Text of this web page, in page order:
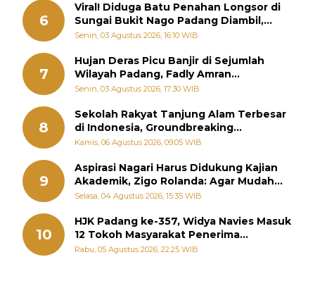
6
Viral! Diduga Batu Penahan Longsor di
Sungai Bukit Nago Padang Diambil,
Warga Khawatir Bencana Terulang
Senin, 03 Agustus 2026, 16:10 WIB
7
Hujan Deras Picu Banjir di Sejumlah
Wilayah Padang, Fadly Amran
Perintahkan OPD Siaga
Senin, 03 Agustus 2026, 17:30 WIB
8
Sekolah Rakyat Tanjung Alam Terbesar
di Indonesia, Groundbreaking
September
Kamis, 06 Agustus 2026, 09:05 WIB
9
Aspirasi Nagari Harus Didukung Kajian
Akademik, Zigo Rolanda: Agar Mudah
Diperjuangkan di Kementerian
Selasa, 04 Agustus 2026, 15:35 WIB
10
HJK Padang ke-357, Widya Navies Masuk
12 Tokoh Masyarakat Penerima
Penghargaan Pemko Padang
Rabu, 05 Agustus 2026, 22:25 WIB